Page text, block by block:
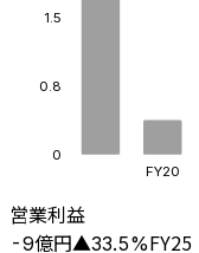
0
0.8
1.5
FY20
営業利益
-9億円▲33.5%FY25